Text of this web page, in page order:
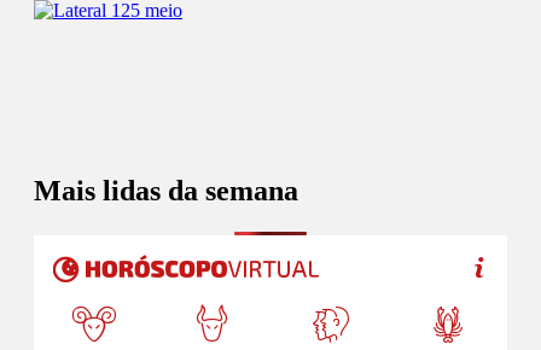
Mais lidas da semana